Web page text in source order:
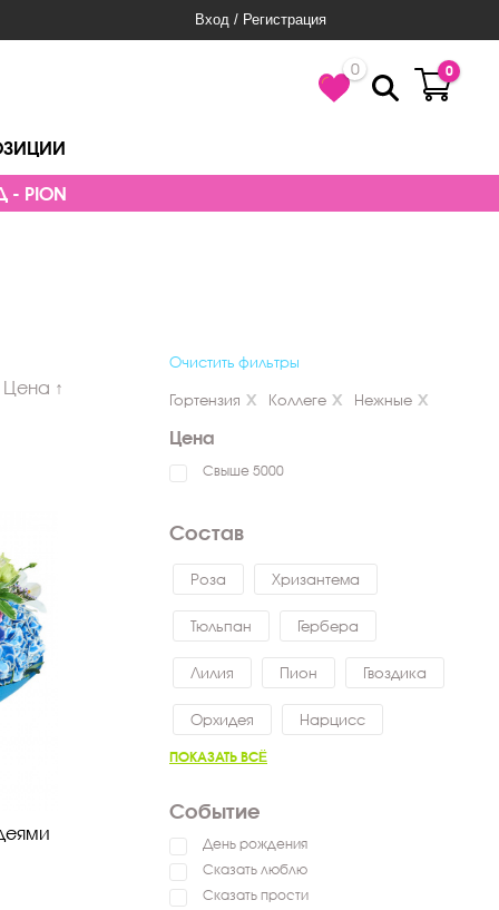
Вход / Регистрация
0 0
PION
Цена ↑
Очистить фильтры
Гортензия Коллеге Нежные
Цена
Свыше 5000
Состав
Роза Хризантема
Тюльпан Гербера
Лилия Пион Гвоздика
Орхидея Нарцисс
ПОКАЗАТЬ ВСЁ
Событие
День рождения
Сказать люблю
Сказать прости